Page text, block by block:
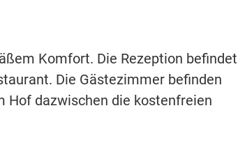
Komfort. Die Rezeption befindet
Die Gästezimmer befinden
Hof dazwischen die kostenfreien